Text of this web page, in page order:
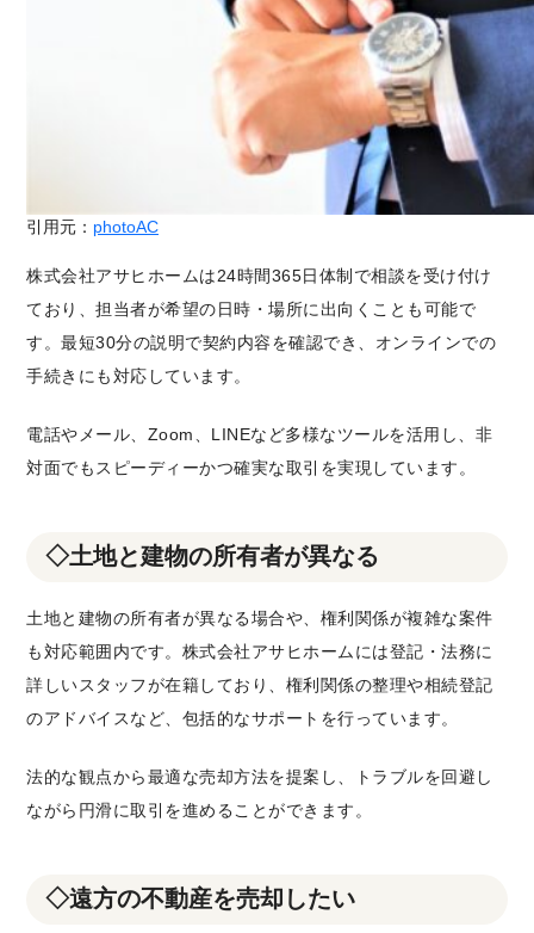
引用元： photoAC
株式会社アサヒホームは24時間365日体制で相談を受け付け
ており、担当者が希望の日時・場所に出向くことも可能で
す。最短30分の説明で契約内容を確認でき、オンラインでの
手続きにも対応しています。
電話やメール、Zoom、LINEなど多様なツールを活用し、非
対面でもスピーディーかつ確実な取引を実現しています。
◇土地と建物の所有者が異なる
土地と建物の所有者が異なる場合や、権利関係が複雑な案件
も対応範囲内です。株式会社アサヒホームには登記・法務に
詳しいスタッフが在籍しており、権利関係の整理や相続登記
のアドバイスなど、包括的なサポートを行っています。
法的な観点から最適な売却方法を提案し、トラブルを回避し
ながら円滑に取引を進めることができます。
◇遠方の不動産を売却したい